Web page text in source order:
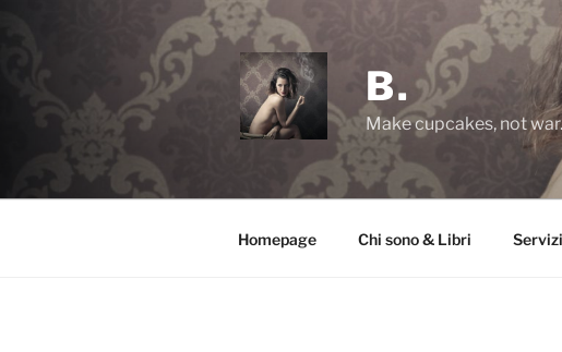
B.
Make cupcakes, not war.
Homepage Chi sono & Libri